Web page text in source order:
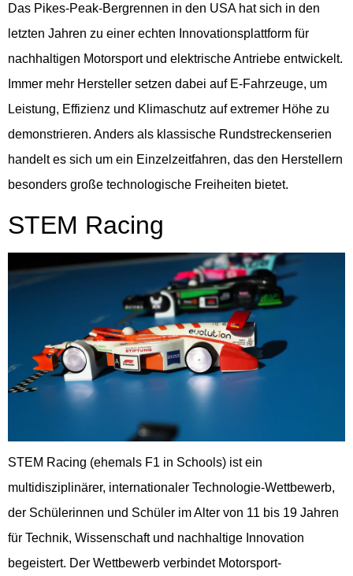
Das Pikes-Peak-Bergrennen in den USA hat sich in den
letzten Jahren zu einer echten Innovationsplattform für
nachhaltigen Motorsport und elektrische Antriebe entwickelt.
Immer mehr Hersteller setzen dabei auf E-Fahrzeuge, um
Leistung, Effizienz und Klimaschutz auf extremer Höhe zu
demonstrieren. Anders als klassische Rundstreckenserien
handelt es sich um ein Einzelzeitfahren, das den Herstellern
besonders große technologische Freiheiten bietet.
STEM Racing
STEM Racing (ehemals F1 in Schools) ist ein
multidisziplinärer, internationaler Technologie-Wettbewerb,
der Schülerinnen und Schüler im Alter von 11 bis 19 Jahren
für Technik, Wissenschaft und nachhaltige Innovation
begeistert. Der Wettbewerb verbindet Motorsport-